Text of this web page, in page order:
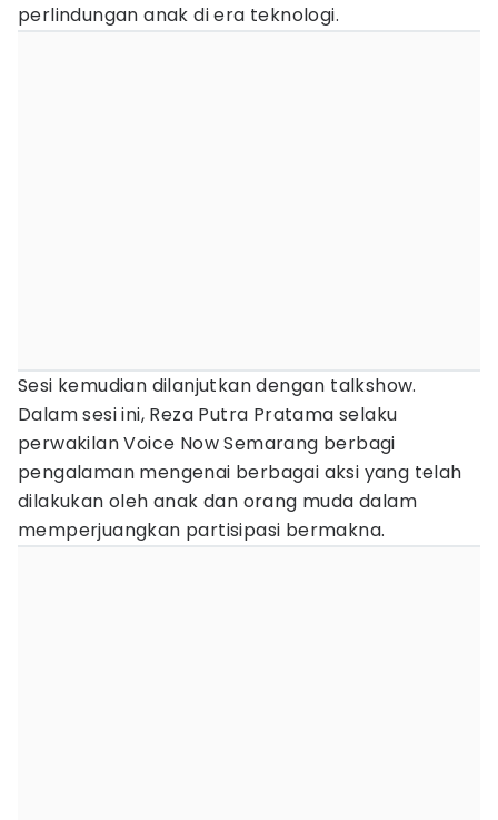
perlindungan anak di era teknologi.
Sesi kemudian dilanjutkan dengan talkshow.
Dalam sesi ini, Reza Putra Pratama selaku
perwakilan Voice Now Semarang berbagi
pengalaman mengenai berbagai aksi yang telah
dilakukan oleh anak dan orang muda dalam
memperjuangkan partisipasi bermakna.